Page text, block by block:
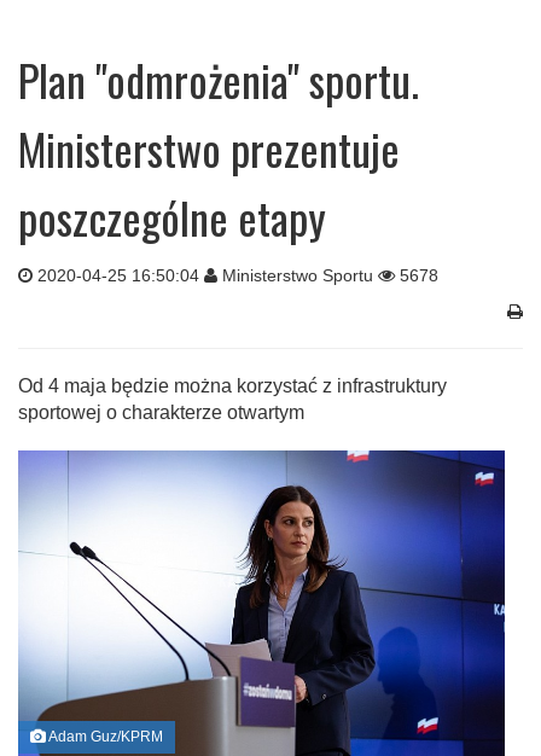
Plan "odmrożenia" sportu.
Ministerstwo prezentuje
poszczególne etapy
2020-04-25 16:50:04 Ministerstwo Sportu 5678
Od 4 maja będzie można korzystać z infrastruktury
sportowej o charakterze otwartym
Adam Guz/KPRM